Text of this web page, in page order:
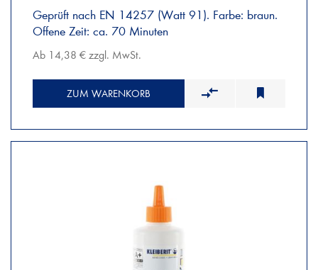
Geprüft nach EN 14257 (Watt 91). Farbe: braun.
Offene Zeit: ca. 70 Minuten
Ab 14,38 € zzgl. MwSt.
ZUM WARENKORB